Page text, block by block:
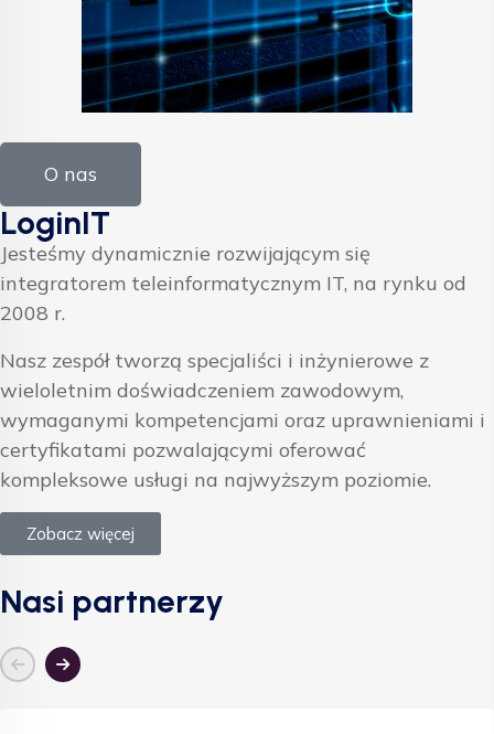
O nas
LoginIT
Jesteśmy dynamicznie rozwijającym się
integratorem teleinformatycznym IT, na rynku od
2008 r.
Nasz zespół tworzą specjaliści i inżynierowe z
wieloletnim doświadczeniem zawodowym,
wymaganymi kompetencjami oraz uprawnieniami i
certyfikatami pozwalającymi oferować
kompleksowe usługi na najwyższym poziomie.
Zobacz więcej
Nasi partnerzy